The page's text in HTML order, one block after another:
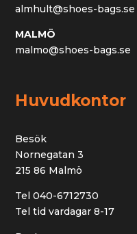
almhult@shoes-bags.se
MALMÖ
malmo@shoes-bags.se
Huvudkontor
Besök
Nornegatan 3
215 86 Malmö
Tel 040-6712730
Tel tid vardagar 8-17